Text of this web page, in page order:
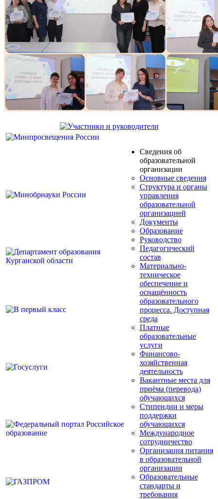
Сведения об
образовательной
организации
Основные сведения
Структура и органы
управления
образовательной
организацией
Документы
Образование
Руководство
Педагогический
состав
Материально-
техническое
обеспечение и
оснащённость
образовательного
процесса. Доступная
среда
Платные
образовательные
услуги
Финансово-
хозяйственная
деятельность
Вакантные места для
приёма (перевода)
обучающихся
Стипендии и меры
поддержки
обучающихся
Международное
сотрудничество
Организация питания
в образовательной
организации
Образовательные
стандарты и
требования